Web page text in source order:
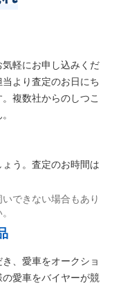
軽にお申し込みくだ
より査定のお日にち
複数社からのしつこ
う。査定のお時間は
できない場合もあり
、愛車をオークショ
愛車をバイヤーが競